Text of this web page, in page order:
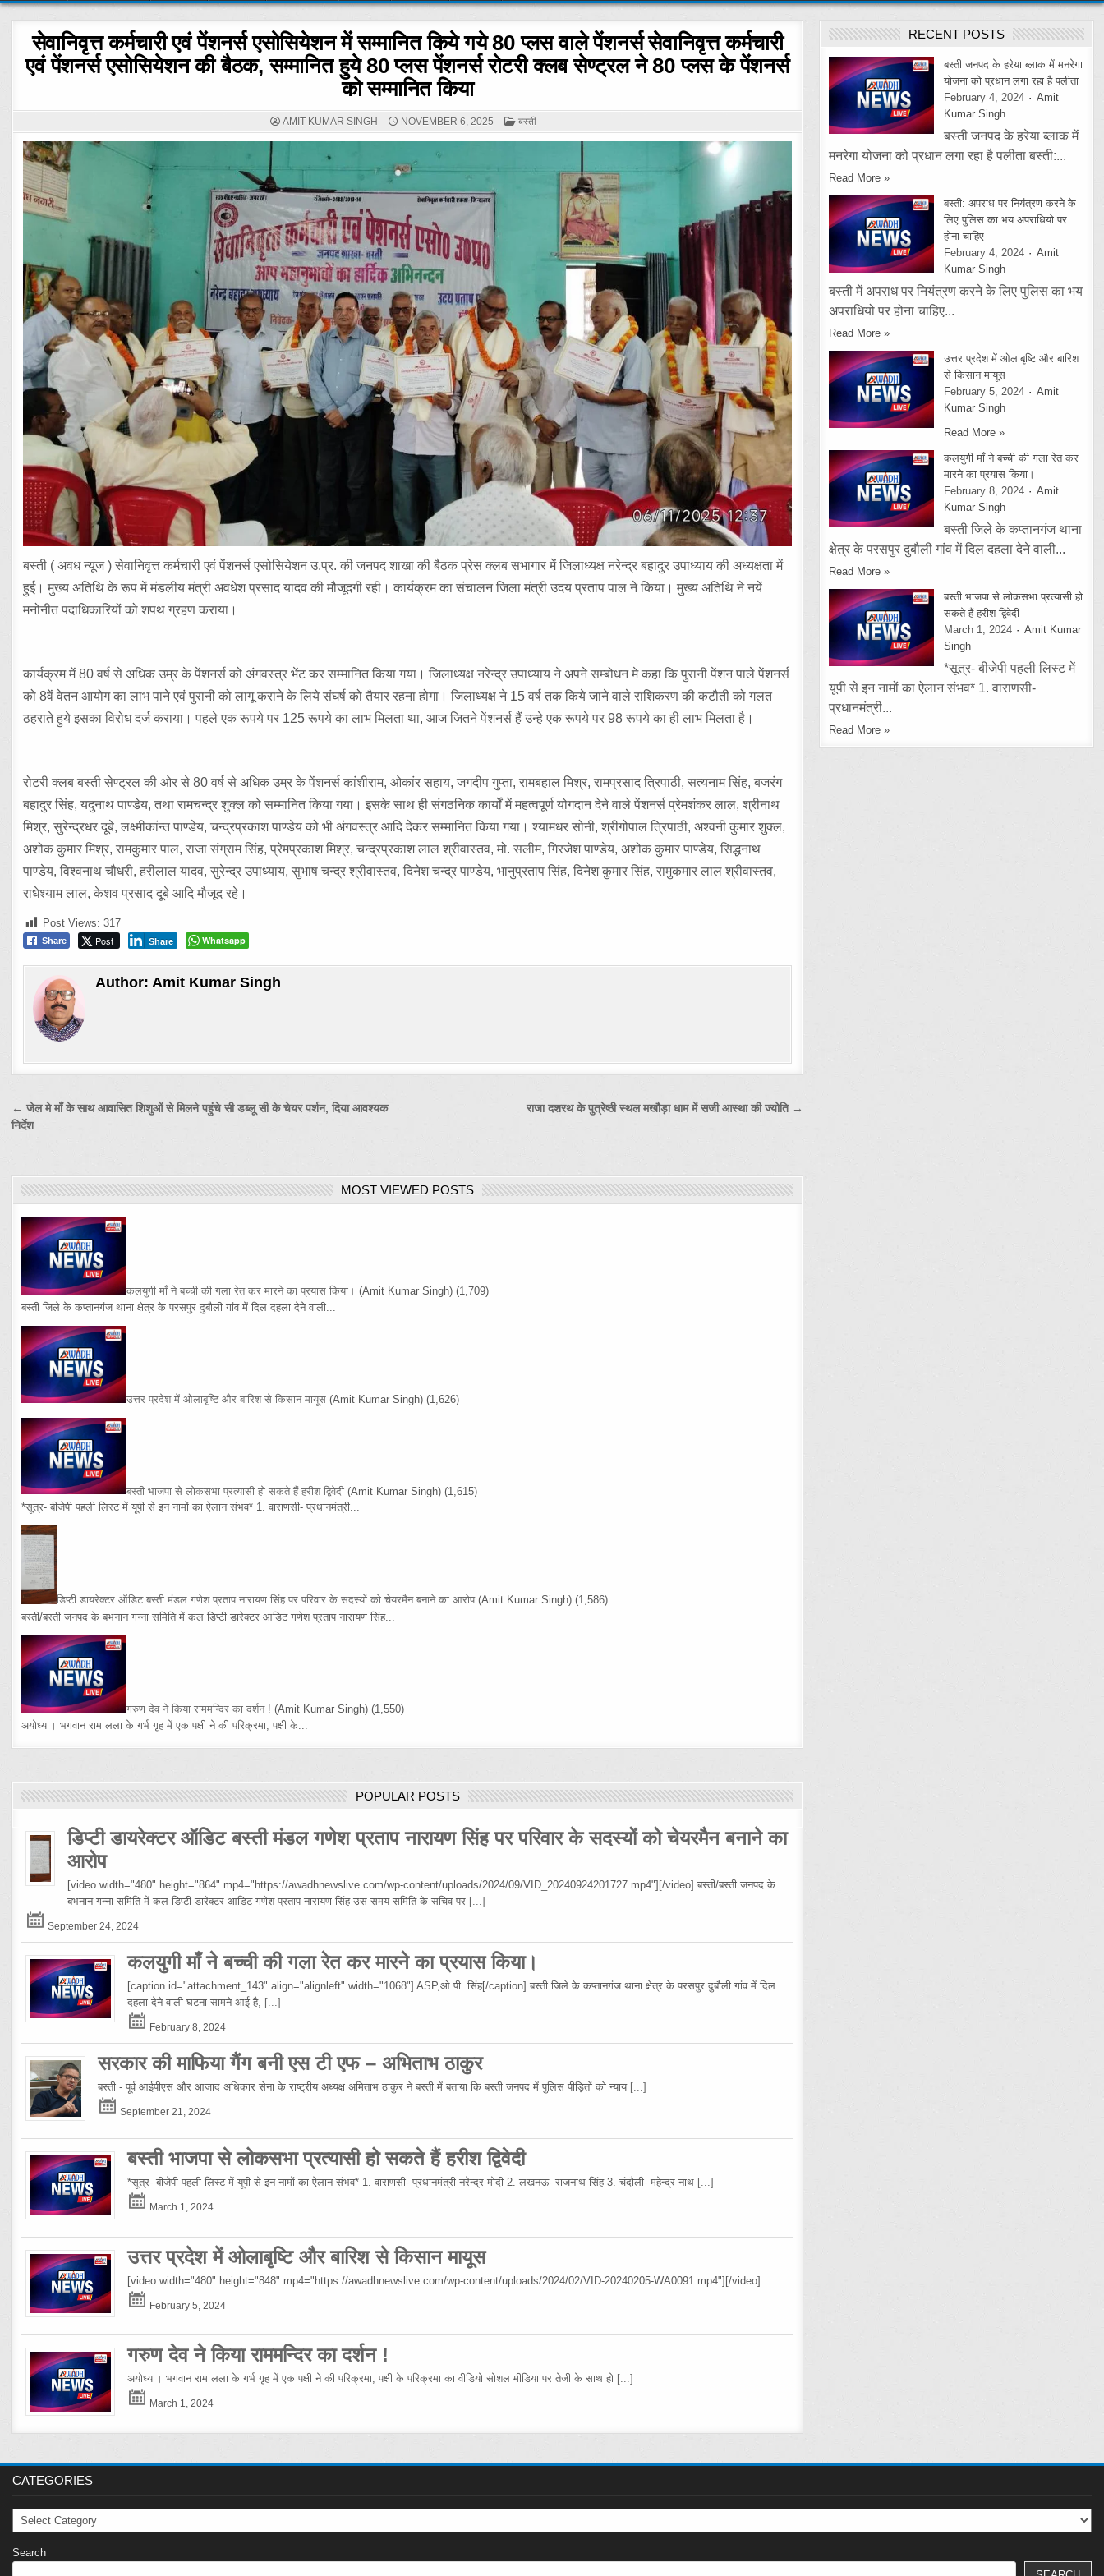
सेवानिवृत्त कर्मचारी एवं पेंशनर्स एसोसियेशन में सम्मानित किये गये 80 प्लस वाले पेंशनर्स सेवानिवृत्त कर्मचारी
एवं पेंशनर्स एसोसियेशन की बैठक, सम्मानित हुये 80 प्लस पेंशनर्स रोटरी क्लब सेण्ट्रल ने 80 प्लस के पेंशनर्स
को सम्मानित किया
AMIT KUMAR SINGH NOVEMBER 6, 2025
POSTED
IN
बस्ती
बस्ती ( अवध न्यूज ) सेवानिवृत्त कर्मचारी एवं पेंशनर्स एसोसियेशन उ.प्र. की जनपद शाखा की बैठक प्रेस क्लब सभागार में जिलाध्यक्ष नरेन्द्र बहादुर उपाध्याय की अध्यक्षता में
हुई। मुख्य अतिथि के रूप में मंडलीय मंत्री अवधेश प्रसाद यादव की मौजूदगी रही। कार्यक्रम का संचालन जिला मंत्री उदय प्रताप पाल ने किया। मुख्य अतिथि ने नयें
मनोनीत पदाधिकारियों को शपथ ग्रहण कराया।
कार्यक्रम में 80 वर्ष से अधिक उम्र के पेंशनर्स को अंगवस्त्र भेंट कर सम्मानित किया गया। जिलाध्यक्ष नरेन्द्र उपाध्याय ने अपने सम्बोधन मे कहा कि पुरानी पेंशन पाले पेंशनर्स
को 8वें वेतन आयोग का लाभ पाने एवं पुरानी को लागू कराने के लिये संघर्ष को तैयार रहना होगा। जिलाध्यक्ष ने 15 वर्ष तक किये जाने वाले राशिकरण की कटौती को गलत
ठहराते हुये इसका विरोध दर्ज कराया। पहले एक रूपये पर 125 रूपये का लाभ मिलता था, आज जितने पेंशनर्स हैं उन्हे एक रूपये पर 98 रूपये का ही लाभ मिलता है।
रोटरी क्लब बस्ती सेण्ट्रल की ओर से 80 वर्ष से अधिक उम्र के पेंशनर्स कांशीराम, ओकांर सहाय, जगदीप गुप्ता, रामबहाल मिश्र, रामप्रसाद त्रिपाठी, सत्यनाम सिंह, बजरंग
बहादुर सिंह, यदुनाथ पाण्डेय, तथा रामचन्द्र शुक्ल को सम्मानित किया गया। इसके साथ ही संगठनिक कार्यों में महत्वपूर्ण योगदान देने वाले पेंशनर्स प्रेमशंकर लाल, श्रीनाथ
मिश्र, सुरेन्द्रधर दूबे, लक्ष्मीकांन्त पाण्डेय, चन्द्रप्रकाश पाण्डेय को भी अंगवस्त्र आदि देकर सम्मानित किया गया। श्यामधर सोनी, श्रीगोपाल त्रिपाठी, अश्वनी कुमार शुक्ल,
अशोक कुमार मिश्र, रामकुमार पाल, राजा संग्राम सिंह, प्रेमप्रकाश मिश्र, चन्द्रप्रकाश लाल श्रीवास्तव, मो. सलीम, गिरजेश पाण्डेय, अशोक कुमार पाण्डेय, सिद्धनाथ
पाण्डेय, विश्वनाथ चौधरी, हरीलाल यादव, सुरेन्द्र उपाध्याय, सुभाष चन्द्र श्रीवास्तव, दिनेश चन्द्र पाण्डेय, भानुप्रताप सिंह, दिनेश कुमार सिंह, रामुकमार लाल श्रीवास्तव,
राधेश्याम लाल, केशव प्रसाद दूबे आदि मौजूद रहे।
Post Views: 317
Share Post Share Whatsapp
Author:Amit Kumar Singh
Post
navigation
राजा दशरथ के पुत्रेष्ठी स्थल मखौड़ा धाम में सजी आस्था की ज्योति →
← जेल मे माँ के साथ आवासित शिशुओं से मिलने पहुंचे सी डब्लू सी के चेयर पर्शन, दिया आवश्यक
निर्देश
MOST VIEWED POSTS
कलयुगी माँ ने बच्ची की गला रेत कर मारने का प्रयास किया। (Amit Kumar Singh) (1,709)
बस्ती जिले के कप्तानगंज थाना क्षेत्र के परसपुर दुबौली गांव में दिल दहला देने वाली...
उत्तर प्रदेश में ओलाबृष्टि और बारिश से किसान मायूस (Amit Kumar Singh) (1,626)
बस्ती भाजपा से लोकसभा प्रत्यासी हो सकते हैं हरीश द्विवेदी (Amit Kumar Singh) (1,615)
*सूत्र- बीजेपी पहली लिस्ट में यूपी से इन नामों का ऐलान संभव* 1. वाराणसी- प्रधानमंत्री...
डिप्टी डायरेक्टर ऑडिट बस्ती मंडल गणेश प्रताप नारायण सिंह पर परिवार के सदस्यों को चेयरमैन बनाने का आरोप (Amit Kumar Singh) (1,586)
बस्ती/बस्ती जनपद के बभनान गन्ना समिति में कल डिप्टी डारेक्टर आडिट गणेश प्रताप नारायण सिंह...
गरुण देव ने किया राममन्दिर का दर्शन ! (Amit Kumar Singh) (1,550)
अयोध्या। भगवान राम लला के गर्भ गृह में एक पक्षी ने की परिक्रमा, पक्षी के...
POPULAR POSTS
डिप्टी डायरेक्टर ऑडिट बस्ती मंडल गणेश प्रताप नारायण सिंह पर परिवार के सदस्यों को चेयरमैन बनाने का
आरोप
[video width="480" height="864" mp4="https://awadhnewslive.com/wp-content/uploads/2024/09/VID_20240924201727.mp4"][/video] बस्ती/बस्ती जनपद के
बभनान गन्ना समिति में कल डिप्टी डारेक्टर आडिट गणेश प्रताप नारायण सिंह उस समय समिति के सचिव पर [...]
September 24, 2024
कलयुगी माँ ने बच्ची की गला रेत कर मारने का प्रयास किया।
[caption id="attachment_143" align="alignleft" width="1068"] ASP,ओ.पी. सिंह[/caption] बस्ती जिले के कप्तानगंज थाना क्षेत्र के परसपुर दुबौली गांव में दिल
दहला देने वाली घटना सामने आई है, [...]
February 8, 2024
सरकार की माफिया गैंग बनी एस टी एफ – अभिताभ ठाकुर
बस्ती - पूर्व आईपीएस और आजाद अधिकार सेना के राष्ट्रीय अध्यक्ष अमिताभ ठाकुर ने बस्ती में बताया कि बस्ती जनपद में पुलिस पीड़ितों को न्याय [...]
September 21, 2024
बस्ती भाजपा से लोकसभा प्रत्यासी हो सकते हैं हरीश द्विवेदी
*सूत्र- बीजेपी पहली लिस्ट में यूपी से इन नामों का ऐलान संभव* 1. वाराणसी- प्रधानमंत्री नरेन्द्र मोदी 2. लखनऊ- राजनाथ सिंह 3. चंदौली- महेन्द्र नाथ [...]
March 1, 2024
उत्तर प्रदेश में ओलाबृष्टि और बारिश से किसान मायूस
[video width="480" height="848" mp4="https://awadhnewslive.com/wp-content/uploads/2024/02/VID-20240205-WA0091.mp4"][/video]
February 5, 2024
गरुण देव ने किया राममन्दिर का दर्शन !
अयोध्या। भगवान राम लला के गर्भ गृह में एक पक्षी ने की परिक्रमा, पक्षी के परिक्रमा का वीडियो सोशल मीडिया पर तेजी के साथ हो [...]
March 1, 2024
RECENT POSTS
बस्ती जनपद के हरेया ब्लाक में मनरेगा
योजना को प्रधान लगा रहा है पलीता
February 4, 2024
Amit
Kumar Singh
बस्ती जनपद के हरेया ब्लाक में
मनरेगा योजना को प्रधान लगा रहा है पलीता बस्ती:...
Read More »
बस्ती: अपराध पर नियंत्रण करने के
लिए पुलिस का भय अपराधियो पर
होना चाहिए
February 4, 2024
Amit
Kumar Singh
बस्ती में अपराध पर नियंत्रण करने के लिए पुलिस का भय
अपराधियो पर होना चाहिए...
Read More »
उत्तर प्रदेश में ओलाबृष्टि और बारिश
से किसान मायूस
February 5, 2024
Amit
Kumar Singh
Read More »
कलयुगी माँ ने बच्ची की गला रेत कर
मारने का प्रयास किया।
February 8, 2024
Amit
Kumar Singh
बस्ती जिले के कप्तानगंज थाना
क्षेत्र के परसपुर दुबौली गांव में दिल दहला देने वाली...
Read More »
बस्ती भाजपा से लोकसभा प्रत्यासी हो
सकते हैं हरीश द्विवेदी
March 1, 2024
Amit Kumar
Singh
*सूत्र- बीजेपी पहली लिस्ट में
यूपी से इन नामों का ऐलान संभव* 1. वाराणसी-
प्रधानमंत्री...
Read More »
CATEGORIES
Categories
Search